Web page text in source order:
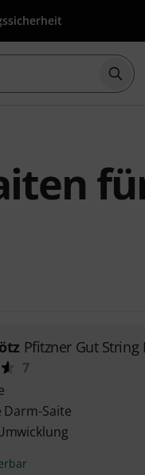
Pfitzner Gut String
7
Darm-Saite